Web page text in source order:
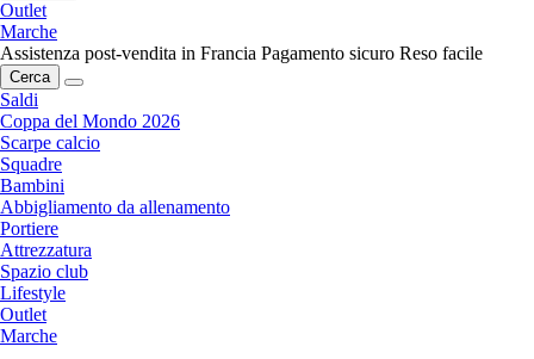
Outlet
Marche
Assistenza post-vendita in Francia Pagamento sicuro Reso facile
Cerca
Saldi
Coppa del Mondo 2026
Scarpe calcio
Squadre
Bambini
Abbigliamento da allenamento
Portiere
Attrezzatura
Spazio club
Lifestyle
Outlet
Marche